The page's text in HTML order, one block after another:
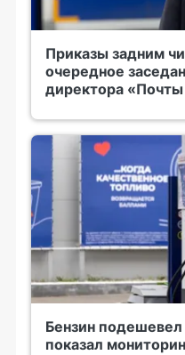
Приказы задним
очередное
директора
Бензин
показал